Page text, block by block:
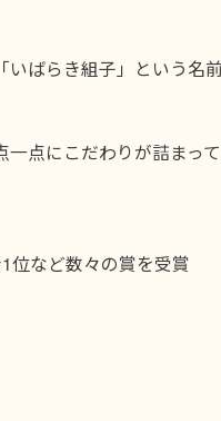
ばらき組子」という名
点にこだわりが詰ま
位など数々の賞を受賞